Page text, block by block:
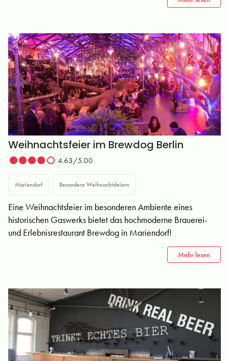
Weihnachtsfeier im Brewdog Berlin
4.63/5.00
Mariendorf Besondere Weihnachtsfeiern
Eine Weihnachtsfeier im besonderen Ambiente eines
historischen Gaswerks bietet das hochmoderne Brauerei-
und Erlebnisrestaurant Brewdog in Mariendorf!
Mehr lesen